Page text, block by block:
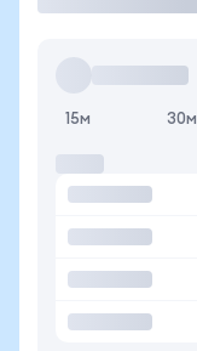
15м 30м